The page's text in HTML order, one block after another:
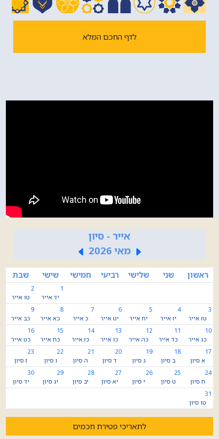
לדף החכם המלא
אייר - סיון
מאי 2026
ראשון שני שלישי רביעי חמישי שישי שבת
1
יד אייר
2
טו אייר
3
טז אייר
4
יז אייר
5
יח אייר
6
יט אייר
7
כ אייר
8
כא אייר
9
כב אייר
10
כג אייר
11
כד אייר
12
כה אייר
13
כו אייר
14
כז אייר
15
כח אייר
16
כט אייר
17
א סיון
18
ב סיון
19
ג סיון
20
ד סיון
21
ה סיון
22
ו סיון
23
ז סיון
24
ח סיון
25
ט סיון
26
י סיון
27
יא סיון
28
יב סיון
29
יג סיון
30
יד סיון
31
טו סיון
לתאריכי פטירת חכמים